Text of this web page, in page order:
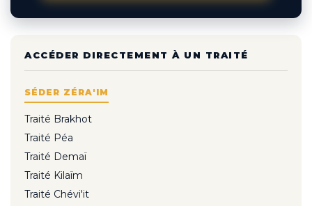
ACCÉDER DIRECTEMENT À UN TRAITÉ
SÉDER ZÉRA'IM
Traité Brakhot
Traité Péa
Traité Demaï
Traité Kilaïm
Traité Chévi'it